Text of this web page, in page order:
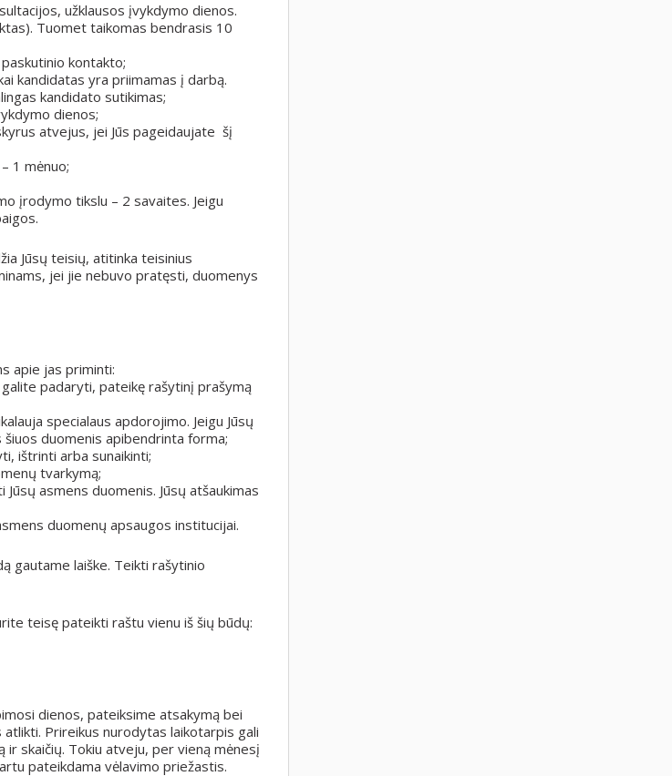
užklausos įvykdymo dienos.
Tuomet taikomas bendrasis 10
kontakto;
kandidatas yra priimamas į darbą.
kandidato sutikimas;
dienos;
atvejus, jei Jūs pageidaujate šį
1 mėnuo;
įrodymo tikslu – 2 savaites. Jeigu
Jūsų teisių, atitinka teisinius
jei jie nebuvo pratęsti, duomenys
apie jas priminti:
padaryti, pateikę rašytinį prašymą
specialaus apdorojimo. Jeigu Jūsų
duomenis apibendrinta forma;
ištrinti arba sunaikinti;
tvarkymą;
asmens duomenis. Jūsų atšaukimas
duomenų apsaugos institucijai.
gautame laiške. Teikti rašytinio
teisę pateikti raštu vienu iš šių būdų:
dienos, pateiksime atsakymą bei
Prireikus nurodytas laikotarpis gali
skaičių. Tokiu atveju, per vieną mėnesį
pateikdama vėlavimo priežastis.